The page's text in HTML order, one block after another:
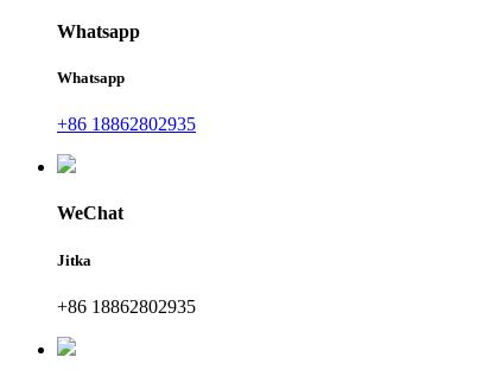
Whatsapp
Whatsapp
+86 18862802935
WeChat
Jitka
+86 18862802935